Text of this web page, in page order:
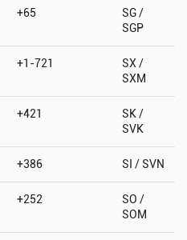
+65
SG /
SGP
+1-721
SX /
SXM
+421
SK /
SVK
+386 SI / SVN
+252
SO /
SOM